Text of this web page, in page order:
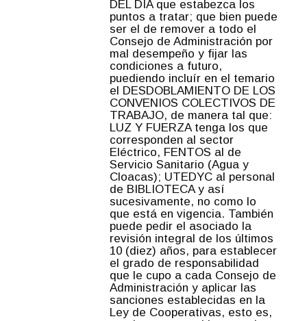
DEL DIA que estabezca los
puntos a tratar; que bien puede
ser el de remover a todo el
Consejo de Administración por
mal desempeño y fijar las
condiciones a futuro,
puediendo incluír en el temario
el DESDOBLAMIENTO DE LOS
CONVENIOS COLECTIVOS DE
TRABAJO, de manera tal que:
LUZ Y FUERZA tenga los que
corresponden al sector
Eléctrico, FENTOS al de
Servicio Sanitario (Agua y
Cloacas); UTEDYC al personal
de BIBLIOTECA y así
sucesivamente, no como lo
que está en vigencia. También
puede pedir el asociado la
revisión integral de los últimos
10 (diez) años, para establecer
el grado de responsabilidad
que le cupo a cada Consejo de
Administración y aplicar las
sanciones establecidas en la
Ley de Cooperativas, esto es,